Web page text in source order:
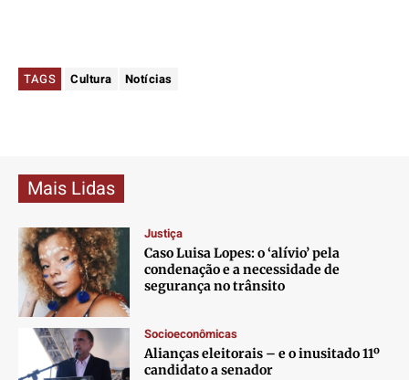
TAGS Cultura Notícias
Mais Lidas
Justiça
Caso Luisa Lopes: o ‘alívio’ pela
condenação e a necessidade de
segurança no trânsito
Socioeconômicas
Alianças eleitorais – e o inusitado 11º
candidato a senador